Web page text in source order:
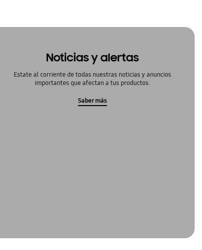
Noticias y alertas
Estate al corriente de todas nuestras noticias y anuncios
importantes que afectan a tus productos.
Saber más